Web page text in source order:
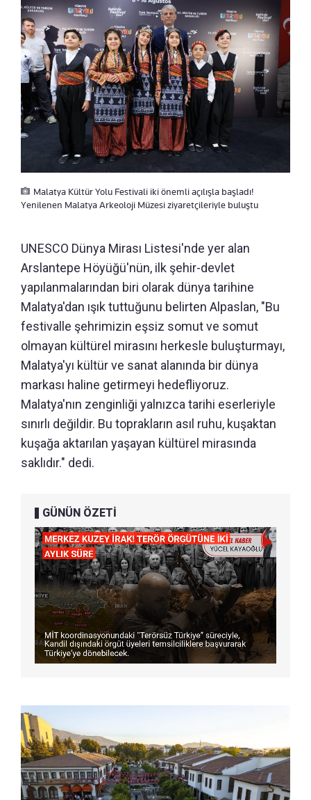
Malatya Kültür Yolu Festivali iki önemli açılışla başladı!
Yenilenen Malatya Arkeoloji Müzesi ziyaretçileriyle buluştu
UNESCO Dünya Mirası Listesi'nde yer alan
Arslantepe Höyüğü'nün, ilk şehir-devlet
yapılanmalarından biri olarak dünya tarihine
Malatya'dan ışık tuttuğunu belirten Alpaslan, "Bu
festivalle şehrimizin eşsiz somut ve somut
olmayan kültürel mirasını herkesle buluşturmayı,
Malatya'yı kültür ve sanat alanında bir dünya
markası haline getirmeyi hedefliyoruz.
Malatya'nın zenginliği yalnızca tarihi eserleriyle
sınırlı değildir. Bu toprakların asıl ruhu, kuşaktan
kuşağa aktarılan yaşayan kültürel mirasında
saklıdır." dedi.
GÜNÜN ÖZETİ